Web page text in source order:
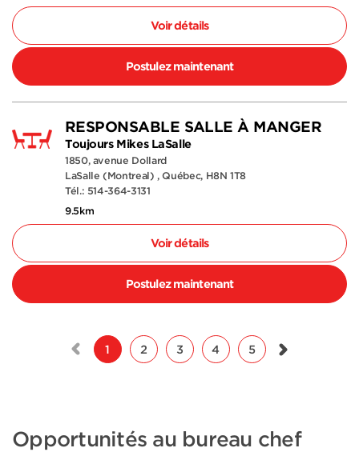
Voir détails
Postulez maintenant
RESPONSABLE SALLE À MANGER
Toujours Mikes LaSalle
1850, avenue Dollard
LaSalle (Montreal) , Québec, H8N 1T8
Tél.: 514-364-3131
9.5km
Voir détails
Postulez maintenant
1 2 3 4 5
Opportunités au bureau chef